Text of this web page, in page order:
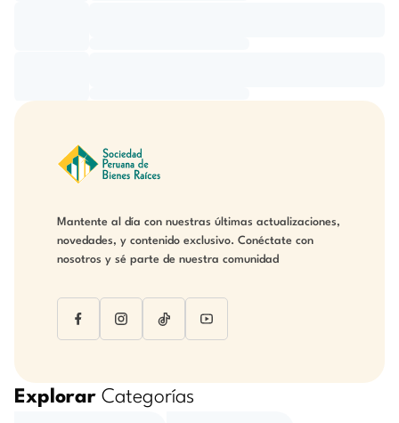
Mantente al día con nuestras últimas actualizaciones,
novedades, y contenido exclusivo. Conéctate con
nosotros y sé parte de nuestra comunidad
Explorar Categorías